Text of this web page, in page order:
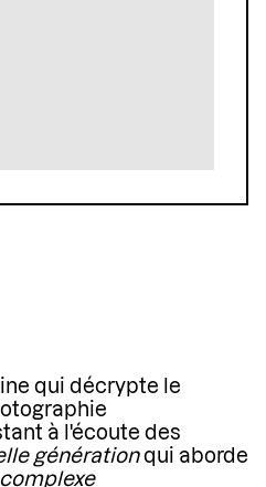
qui décrypte le
à l'écoute des
générationqui aborde